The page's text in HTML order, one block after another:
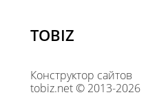
TOBIZ
Конструктор сайтов
tobiz.net © 2013-2026